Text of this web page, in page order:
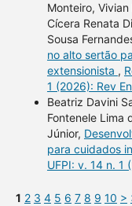
Monteiro,
Cícera Renata
Sousa
no alto sertão
extensionista ,
1 (2026): Rev
Beatriz Davini
Fontenele Lima
Júnior,
para cuidados
UFPI: v. 14 n. 1
1 2 3 4 5 6 7 8 9 10 >